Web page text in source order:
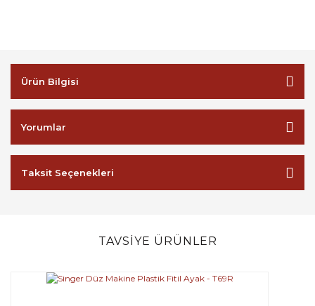
Ürün Bilgisi
Yorumlar
Taksit Seçenekleri
TAVSİYE ÜRÜNLER